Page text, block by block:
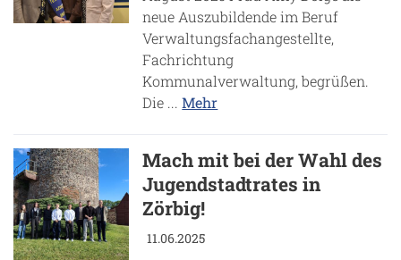
neue Auszubildende im Beruf
Verwaltungsfachangestellte,
Fachrichtung
Kommunalverwaltung, begrüßen.
Die ...Mehr
Mach mit bei der Wahl des
Jugendstadtrates in
Zörbig!
11.06.2025